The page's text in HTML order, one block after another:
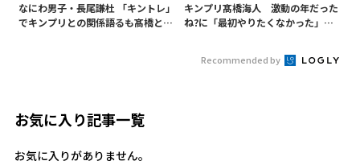
なにわ男子・長尾謙杜 「キントレ」
でキンプリとの関係語るも髙橋との
キンプリ髙橋海人 激動の年だった
ね?に「最初やりたくなかった」と
Recommended by
お気に入り記事一覧
お気に入りがありません。